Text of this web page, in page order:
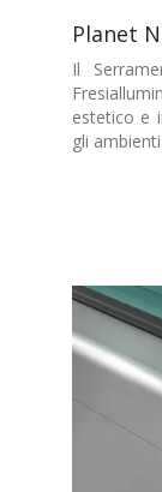
Planet
Il
estetico e
gli ambienti